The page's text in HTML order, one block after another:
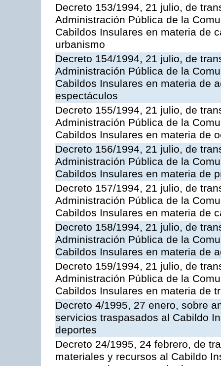
Decreto 153/1994, 21 julio, de
Administración Pública de la
Cabildos Insulares en materia de
urbanismo
Decreto 154/1994, 21 julio, de
Administración Pública de la
Cabildos Insulares en materia de
espectáculos
Decreto 155/1994, 21 julio, de
Administración Pública de la
Cabildos Insulares en materia de
Decreto 156/1994, 21 julio, de
Administración Pública de la
Cabildos Insulares en materia de
Decreto 157/1994, 21 julio, de
Administración Pública de la
Cabildos Insulares en materia de
Decreto 158/1994, 21 julio, de
Administración Pública de la
Cabildos Insulares en materia de
Decreto 159/1994, 21 julio, de
Administración Pública de la
Cabildos Insulares en materia de
Decreto 4/1995, 27 enero, sobre
servicios traspasados al Cabildo
deportes
Decreto 24/1995, 24 febrero, de
materiales y recursos al Cabildo